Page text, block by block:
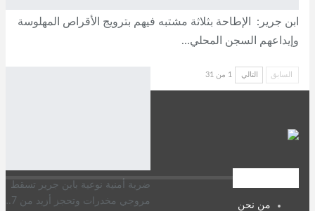
ابن جرير: الإطاحة بثلاثة مشتبه فيهم بترويج الأقراص المهلوسة
وإيداعهم السجن المحلي…
ضربة أمنية نوعية بابن جرير تسقط
مروجي مخدرات وتحجز أزيد من 7…
السابق التالي 1 من 31
من نحن